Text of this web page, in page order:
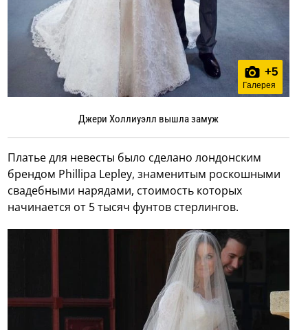
+5
Галерея
Джери Холлиуэлл вышла замуж
Платье для невесты было сделано лондонским
брендом Phillipa Lepley, знаменитым роскошными
свадебными нарядами, стоимость которых
начинается от 5 тысяч фунтов стерлингов.